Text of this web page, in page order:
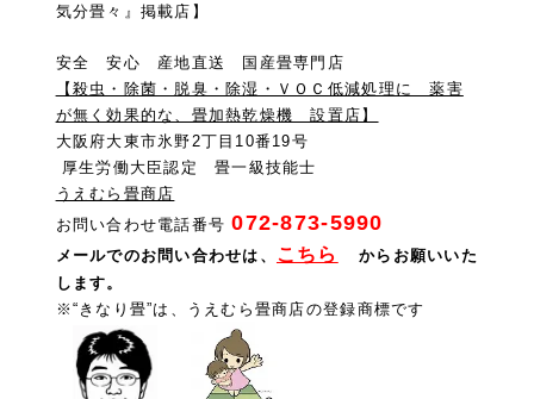
気分畳々』掲載店】
安全 安心 産地直送 国産畳専門店
【殺虫・除菌・脱臭・除湿・ＶＯＣ低減処理に 薬害
が無く効果的な、畳加熱乾燥機 設置店】
大阪府大東市氷野2丁目10番19号
厚生労働大臣認定 畳一級技能士
うえむら畳商店
お問い合わせ電話番号072-873-5990
メールでのお問い合わせは 、 こちら
からお願いいた
します。
※“きなり畳”は、うえむら畳商店の登録商標です